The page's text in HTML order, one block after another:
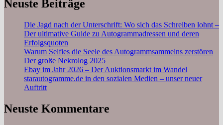
Neuste Beiträge
Die Jagd nach der Unterschrift: Wo sich das Schreiben lohnt –
Der ultimative Guide zu Autogrammadressen und deren
Erfolgsquoten
Warum Selfies die Seele des Autogrammsammelns zerstören
Der große Nekrolog 2025
Ebay im Jahr 2026 – Der Auktionsmarkt im Wandel
starautogramme.de in den sozialen Medien – unser neuer
Auftritt
Neuste Kommentare